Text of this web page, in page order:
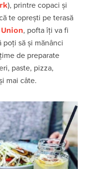
), printre copaci și
te oprești pe terasă
, pofta îți va fi
poți să și mănânci
de preparate
paste, pizza,
mai câte.